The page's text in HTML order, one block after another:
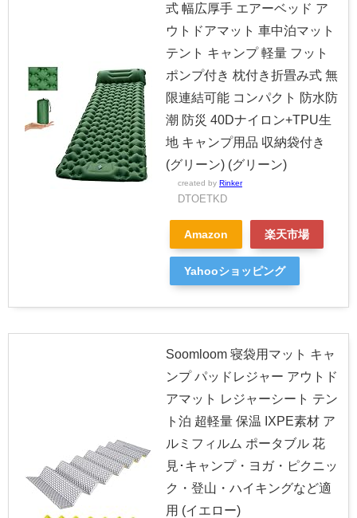
式 幅広厚手 エアーベッド ア
ウトドアマット 車中泊マット
テント キャンプ 軽量 フット
ポンプ付き 枕付き折畳み式 無
限連結可能 コンパクト 防水防
潮 防災 40Dナイロン+TPU生
地 キャンプ用品 収納袋付き
(グリーン) (グリーン)
created by Rinker
DTOETKD
Amazon 楽天市場
Yahooショッピング
Soomloom 寝袋用マット キャ
ンプ パッドレジャー アウトド
アマット レジャーシート テン
ト泊 超軽量 保温 IXPE素材 ア
ルミフィルム ポータブル 花
見･キャンプ・ヨガ・ピクニッ
ク・登山・ハイキングなど適
用 (イエロー)